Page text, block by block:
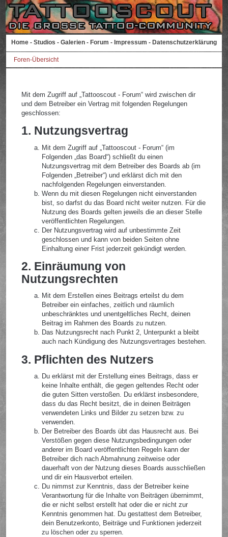
Home - Studios - Galerien - Forum - Impressum - Datenschutzerklärung
Foren-Übersicht
Mit dem Zugriff auf „Tattooscout - Forum“ wird zwischen dir
und dem Betreiber ein Vertrag mit folgenden Regelungen
geschlossen:
1. Nutzungsvertrag
Mit dem Zugriff auf „Tattooscout - Forum“ (im
Folgenden „das Board“) schließt du einen
Nutzungsvertrag mit dem Betreiber des Boards ab (im
Folgenden „Betreiber“) und erklärst dich mit den
nachfolgenden Regelungen einverstanden.
Wenn du mit diesen Regelungen nicht einverstanden
bist, so darfst du das Board nicht weiter nutzen. Für die
Nutzung des Boards gelten jeweils die an dieser Stelle
veröffentlichten Regelungen.
Der Nutzungsvertrag wird auf unbestimmte Zeit
geschlossen und kann von beiden Seiten ohne
Einhaltung einer Frist jederzeit gekündigt werden.
2. Einräumung von
Nutzungsrechten
Mit dem Erstellen eines Beitrags erteilst du dem
Betreiber ein einfaches, zeitlich und räumlich
unbeschränktes und unentgeltliches Recht, deinen
Beitrag im Rahmen des Boards zu nutzen.
Das Nutzungsrecht nach Punkt 2, Unterpunkt a bleibt
auch nach Kündigung des Nutzungsvertrages bestehen.
3. Pflichten des Nutzers
Du erklärst mit der Erstellung eines Beitrags, dass er
keine Inhalte enthält, die gegen geltendes Recht oder
die guten Sitten verstoßen. Du erklärst insbesondere,
dass du das Recht besitzt, die in deinen Beiträgen
verwendeten Links und Bilder zu setzen bzw. zu
verwenden.
Der Betreiber des Boards übt das Hausrecht aus. Bei
Verstößen gegen diese Nutzungsbedingungen oder
anderer im Board veröffentlichten Regeln kann der
Betreiber dich nach Abmahnung zeitweise oder
dauerhaft von der Nutzung dieses Boards ausschließen
und dir ein Hausverbot erteilen.
Du nimmst zur Kenntnis, dass der Betreiber keine
Verantwortung für die Inhalte von Beiträgen übernimmt,
die er nicht selbst erstellt hat oder die er nicht zur
Kenntnis genommen hat. Du gestattest dem Betreiber,
dein Benutzerkonto, Beiträge und Funktionen jederzeit
zu löschen oder zu sperren.